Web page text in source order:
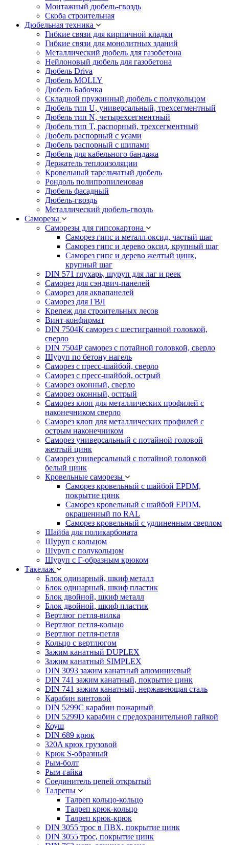
Монтажный дюбель-гвоздь
Скоба строительная
Дюбельная техника
Гибкие связи для кирпичной кладки
Гибкие связи для монолитных зданий
Металлический дюбель для газобетона
Нейлоновый дюбель для газобетона
Дюбель Driva
Дюбель MOLLY
Дюбель Бабочка
Складной пружинный дюбель с полукольцом
Дюбель тип U, универсальный, трехсегментный
Дюбель тип N, четырехсегментный
Дюбель тип T, распорный, трехсегментный
Дюбель распорный с усами
Дюбель распорный с шипами
Дюбель для кабельного бандажа
Держатель теплоизоляции
Кровельный тарельчатый дюбель
Рондоль полипропиленовая
Дюбель фасадный
Дюбель-гвоздь
Металлический дюбель-гвоздь
Саморезы
Саморезы для гипсокартона
Саморез гипс и металл оксид, частый шаг
Саморез гипс и дерево оксид, крупный шаг
Саморез гипс и дерево желтый цинк,
крупный шаг
DIN 571 глухарь, шуруп для лаг и реек
Саморез для сэндвич-панелей
Саморез для аквапанелей
Саморез для ГВЛ
Крепеж для строительных лесов
Винт-конфирмат
DIN 7504К саморез с шестигранной головкой,
сверло
DIN 7504Р саморез с потайной головкой, сверло
Шуруп по бетону нагель
Саморез с пресс-шайбой, сверло
Саморез с пресс-шайбой, острый
Саморез оконный, сверло
Саморез оконный, острый
Саморез клоп для металлических профилей с
наконечником сверло
Саморез клоп для металлических профилей с
острым наконечником
Саморез универсальный с потайной головой
желтый цинк
Саморез универсальный с потайной головкой
белый цинк
Кровельные саморезы
Саморез кровельный с шайбой EPDM,
покрытие цинк
Саморез кровельный с шайбой EPDM,
окрашенный по RAL
Саморез кровельный с удлиненным сверлом
Шайба для поликарбоната
Шуруп с кольцом
Шуруп с полукольцом
Шуруп с Г-образным крюком
Такелаж
Блок одинарный, шкиф металл
Блок одинарный, шкиф пластик
Блок двойной, шкиф металл
Блок двойной, шкиф пластик
Вертлюг петля-вилка
Вертлюг петля-кольцо
Вертлюг петля-петля
Кольцо с вертлюгом
Зажим канатный DUPLEX
Зажим канатный SIMPLEX
DIN 3093 зажим канатный алюминиевый
DIN 741 зажим канатный, покрытие цинк
DIN 741 зажим канатный, нержавеющая сталь
Карабин винтовой
DIN 5299C карабин пожарный
DIN 5299D карабин с предохранительной гайкой
Коуш
DIN 689 крюк
320A крюк грузовой
Крюк S-образный
Рым-болт
Рым-гайка
Соединитель цепей открытый
Талрепы
Талреп кольцо-кольцо
Талреп крюк-кольцо
Талреп крюк-крюк
DIN 3055 трос в ПВХ, покрытие цинк
DIN 3055 трос, покрытие цинк